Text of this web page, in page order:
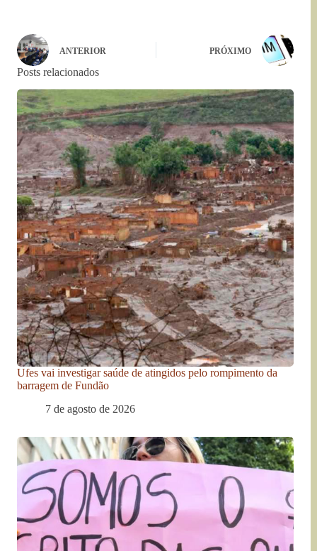
ANTERIOR PRÓXIMO
Posts relacionados
Ufes vai investigar saúde de atingidos pelo rompimento da
barragem de Fundão
7 de agosto de 2026